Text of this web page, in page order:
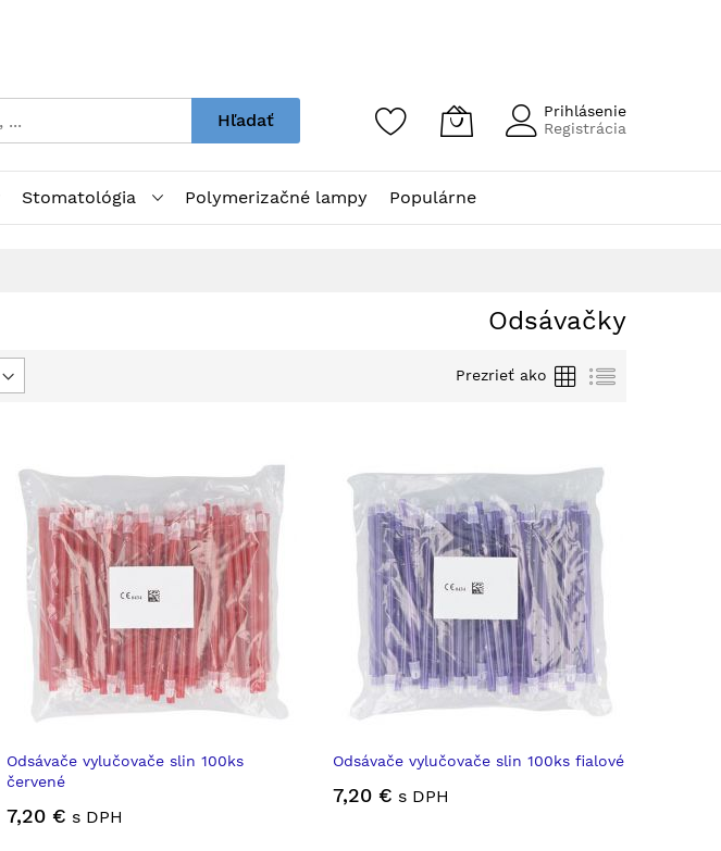
Hľadať
Prihlásenie
Registrácia
Stomatológia Polymerizačné lampy Populárne
Odsávačky
Prezrieť ako Grid Zoznam
Odsávače vylučovače slin 100ks
červené
7,20 € s DPH
Odsávače vylučovače slin 100ks fialové
7,20 € s DPH